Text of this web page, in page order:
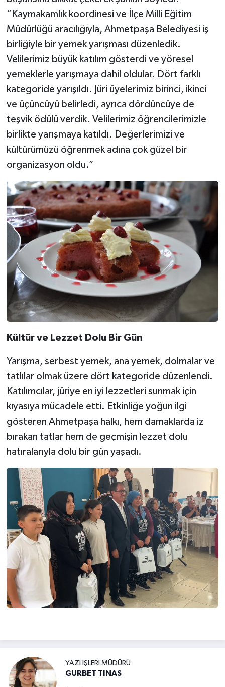
“Kaymakamlık koordinesi ve İlçe Milli Eğitim
Müdürlüğü aracılığıyla, Ahmetpaşa Belediyesi iş
birliğiyle bir yemek yarışması düzenledik.
Velilerimiz büyük katılım gösterdi ve yöresel
yemeklerle yarışmaya dahil oldular. Dört farklı
kategoride yarışıldı. Jüri üyelerimiz birinci, ikinci
ve üçüncüyü belirledi, ayrıca dördüncüye de
teşvik ödülü verdik. Velilerimiz öğrencilerimizle
birlikte yarışmaya katıldı. Değerlerimizi ve
kültürümüzü öğrenmek adına çok güzel bir
organizasyon oldu.”
Kültür ve Lezzet Dolu Bir Gün
Yarışma, serbest yemek, ana yemek, dolmalar ve
tatlılar olmak üzere dört kategoride düzenlendi.
Katılımcılar, jüriye en iyi lezzetleri sunmak için
kıyasıya mücadele etti. Etkinliğe yoğun ilgi
gösteren Ahmetpaşa halkı, hem damaklarda iz
bırakan tatlar hem de geçmişin lezzet dolu
hatıralarıyla dolu bir gün yaşadı.
YAZI İŞLERI MÜDÜRÜ
GURBET TINAS